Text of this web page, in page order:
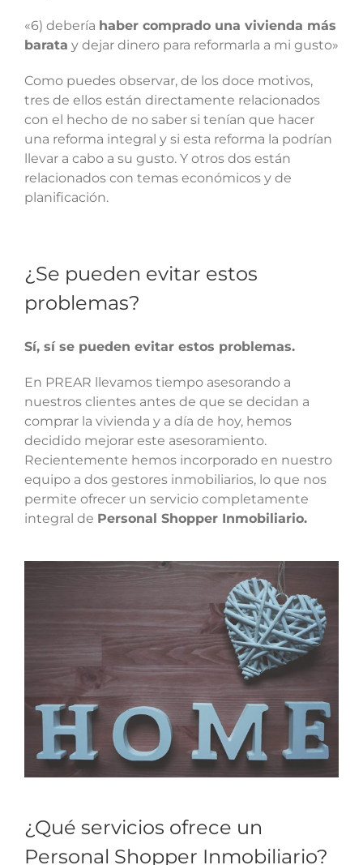
«6) debería haber comprado una vivienda más
barata y dejar dinero para reformarla a mi gusto»
Como puedes observar, de los doce motivos,
tres de ellos están directamente relacionados
con el hecho de no saber si tenían que hacer
una reforma integral y si esta reforma la podrían
llevar a cabo a su gusto. Y otros dos están
relacionados con temas económicos y de
planificación.
¿Se pueden evitar estos
problemas?
Sí, sí se pueden evitar estos problemas.
En PREAR llevamos tiempo asesorando a
nuestros clientes antes de que se decidan a
comprar la vivienda y a día de hoy, hemos
decidido mejorar este asesoramiento.
Recientemente hemos incorporado en nuestro
equipo a dos gestores inmobiliarios, lo que nos
permite ofrecer un servicio completamente
integral de Personal Shopper Inmobiliario.
¿Qué servicios ofrece un
Personal Shopper Inmobiliario?